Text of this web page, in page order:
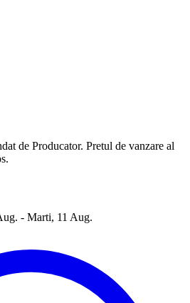
de Producator. Pretul de vanzare al
- Marti, 11 Aug.